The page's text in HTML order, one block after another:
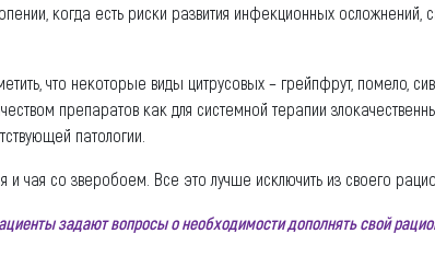
когда есть риски развития инфекционных
что некоторые виды цитрусовых – грейпфрут, помело,
препаратов как для системной терапии
патологии.
и чая со зверобоем. Все это лучше исключить из своего
задают вопросы о необходимости дополнять свой